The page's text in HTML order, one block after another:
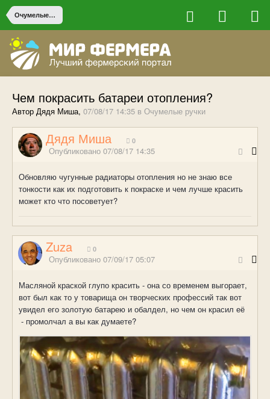
Очумелые ручки
Чем покрасить батареи отопления?
Автор Дядя Миша, 07/08/17 14:35 в Очумелые ручки
Дядя Миша 0
Опубликовано 07/08/17 14:35
Обновляю чугунные радиаторы отопления но не знаю все
тонкости как их подготовить к покраске и чем лучше красить
может кто что посоветует?
Zuza 0
Опубликовано 07/09/17 05:07
Масляной краской глупо красить - она со временем выгорает,
вот был как то у товарища он творческих профессий так вот
увидел его золотую батарею и обалдел, но чем он красил её
- промолчал а вы как думаете?